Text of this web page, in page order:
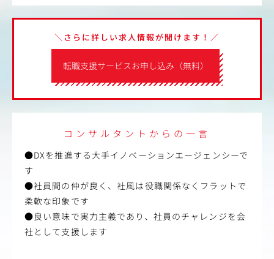
転職支援サービスお申し込み（無料）
＼さらに詳しい求人情報が聞けます！／
コンサルタントからの一言
●DXを推進する大手イノベーションエージェンシーで
す
●社員間の仲が良く、社風は役職関係なくフラットで
柔軟な印象です
●良い意味で実力主義であり、社員のチャレンジを会
社として支援します